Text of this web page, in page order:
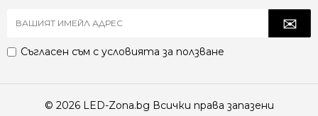
Съгласен съм с условията за ползване
© 2026 LED-Zona.bg Всички права запазени